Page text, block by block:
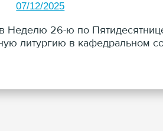
07/12/2025
Неделю 26-ю по
литургию в кафедральном